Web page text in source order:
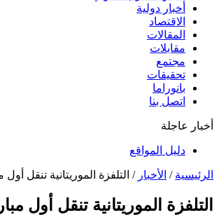
أخبار دولية
الاقتصاد
المقالات
مقابلات
مجتمع
تحقيقات
بانوراما
اتصل بنا
أخبار عاجلة
دليل المواقع
الرئيسية / الأخبار / التلفزة الموريتانية تنقل
التلفزة الموريتانية تنقل أول